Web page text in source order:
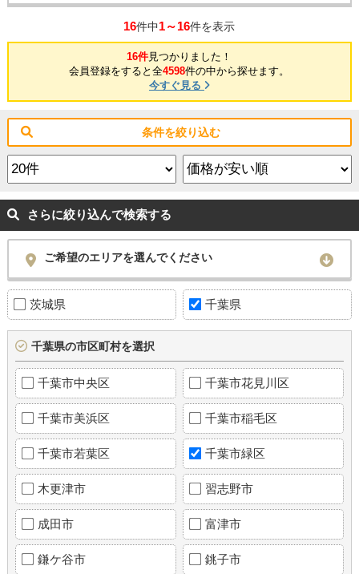
16件中1～16件を表示
16件見つかりました！
会員登録をすると全4598件の中から探せます。
今すぐ見る
条件を絞り込む
さらに絞り込んで検索する
ご希望のエリアを選んでください
茨城県 千葉県
千葉県の市区町村を選択
千葉市中央区 千葉市花見川区
千葉市美浜区 千葉市稲毛区
千葉市若葉区 千葉市緑区
木更津市 習志野市
成田市 富津市
鎌ケ谷市 銚子市